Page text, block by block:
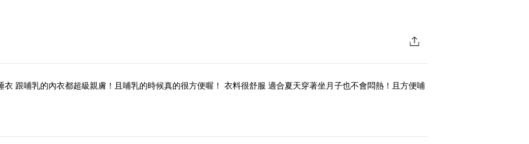
跟哺乳的內衣都超級親膚！且哺乳的時候真的很方便喔！ 衣料很舒服 適合夏天穿著坐月子也不會悶熱！且方便哺